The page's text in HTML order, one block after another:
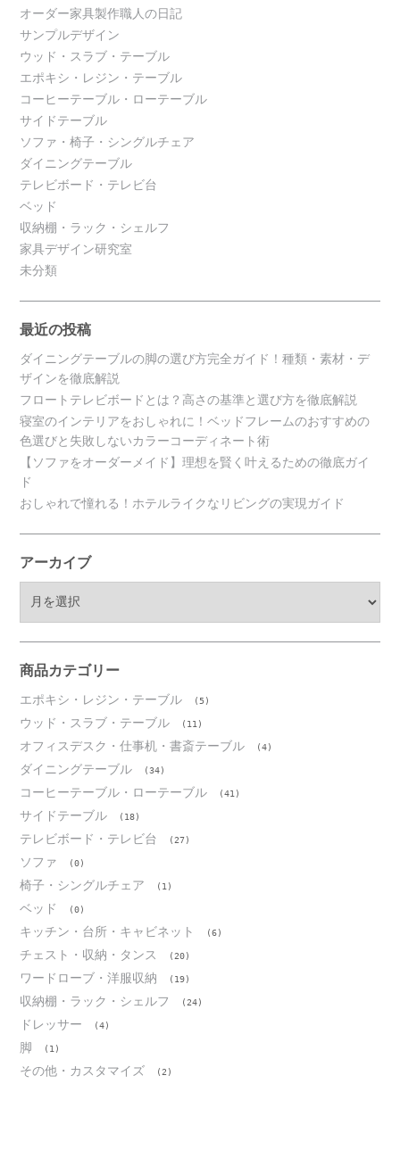
オーダー家具製作職人の日記
サンプルデザイン
ウッド・スラブ・テーブル
エポキシ・レジン・テーブル
コーヒーテーブル・ローテーブル
サイドテーブル
ソファ・椅子・シングルチェア
ダイニングテーブル
テレビボード・テレビ台
ベッド
収納棚・ラック・シェルフ
家具デザイン研究室
未分類
最近の投稿
ダイニングテーブルの脚の選び方完全ガイド！種類・素材・デ
ザインを徹底解説
フロートテレビボードとは？高さの基準と選び方を徹底解説
寝室のインテリアをおしゃれに！ベッドフレームのおすすめの
色選びと失敗しないカラーコーディネート術
【ソファをオーダーメイド】理想を賢く叶えるための徹底ガイ
ド
おしゃれで憧れる！ホテルライクなリビングの実現ガイド
アーカイブ
ブ
商品カテゴリー
エポキシ・レジン・テーブル (5)
ウッド・スラブ・テーブル (11)
オフィスデスク・仕事机・書斎テーブル (4)
ダイニングテーブル (34)
コーヒーテーブル・ローテーブル (41)
サイドテーブル (18)
テレビボード・テレビ台 (27)
ソファ (0)
椅子・シングルチェア (1)
ベッド (0)
キッチン・台所・キャビネット (6)
チェスト・収納・タンス (20)
ワードローブ・洋服収納 (19)
収納棚・ラック・シェルフ (24)
ドレッサー (4)
脚 (1)
その他・カスタマイズ (2)